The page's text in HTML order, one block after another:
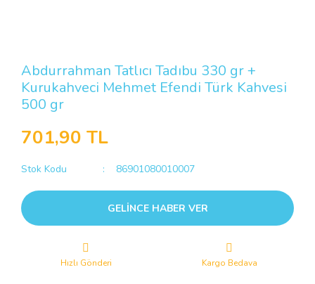
Abdurrahman Tatlıcı Tadıbu 330 gr +
Kurukahveci Mehmet Efendi Türk Kahvesi
500 gr
701,90 TL
Stok Kodu 86901080010007
GELİNCE HABER VER
Hızlı Gönderi Kargo Bedava